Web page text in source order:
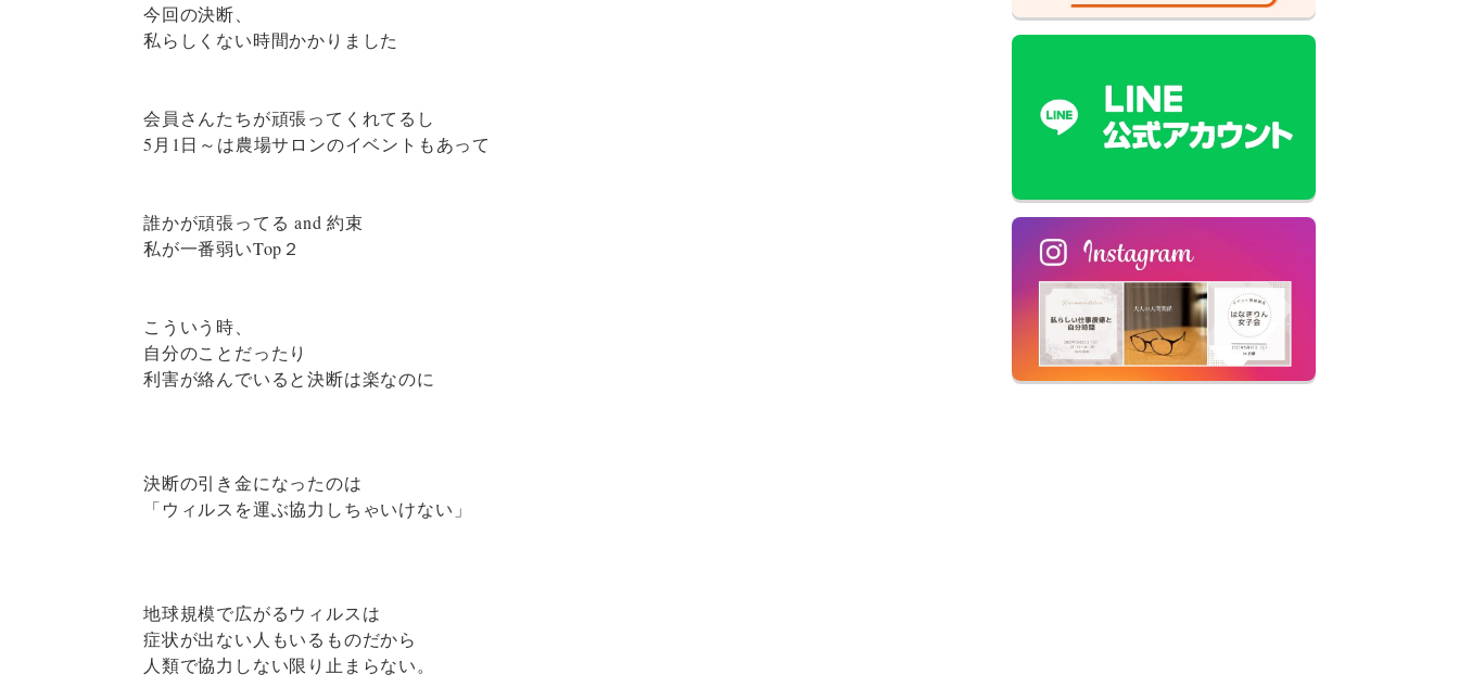
今回の決断、
私らしくない時間かかりました
会員さんたちが頑張ってくれてるし
5月1日～は農場サロンのイベントもあって
誰かが頑張ってる and 約束
私が一番弱いTop２
こういう時、
自分のことだったり
利害が絡んでいると決断は楽なのに
決断の引き金になったのは
「ウィルスを運ぶ協力しちゃいけない」
地球規模で広がるウィルスは
症状が出ない人もいるものだから
人類で協力しない限り止まらない。